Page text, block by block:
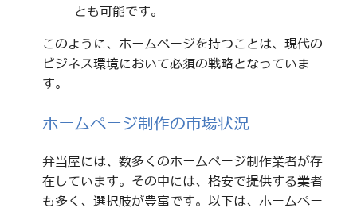
とも可能です。
このように、ホームページを持つことは、現代の
ビジネス環境において必須の戦略となっていま
す。
ホームページ制作の市場状況
弁当屋には、数多くのホームページ制作業者が存
在しています。その中には、格安で提供する業者
も多く、選択肢が豊富です。以下は、ホームペー